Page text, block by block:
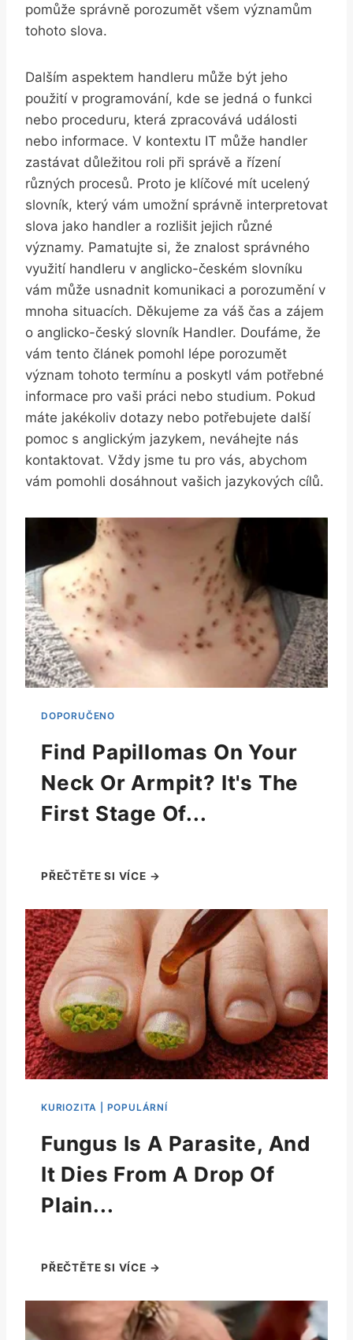
pomůže správně porozumět všem významům
tohoto slova.
Dalším aspektem handleru může být jeho
použití v programování, kde se jedná o funkci
nebo proceduru, která zpracovává události
nebo informace. V kontextu IT může handler
zastávat důležitou roli při správě a řízení
různých procesů. Proto je klíčové mít ucelený
slovník, který vám umožní správně interpretovat
slova jako handler a rozlišit jejich různé
významy. Pamatujte si, že znalost správného
využití handleru v anglicko-českém slovníku
vám může usnadnit komunikaci a porozumění v
mnoha situacích. Děkujeme za váš čas a zájem
o anglicko-český slovník Handler. Doufáme, že
vám tento článek pomohl lépe porozumět
význam tohoto termínu a poskytl vám potřebné
informace pro vaši práci nebo studium. Pokud
máte jakékoliv dotazy nebo potřebujete další
pomoc s anglickým jazykem, neváhejte nás
kontaktovat. Vždy jsme tu pro vás, abychom
vám pomohli dosáhnout vašich jazykových cílů.
Find Papillomas On Your
Neck Or Armpit? It's The
First Stage Of...
Fungus Is A Parasite, And
It Dies From A Drop Of
Plain...